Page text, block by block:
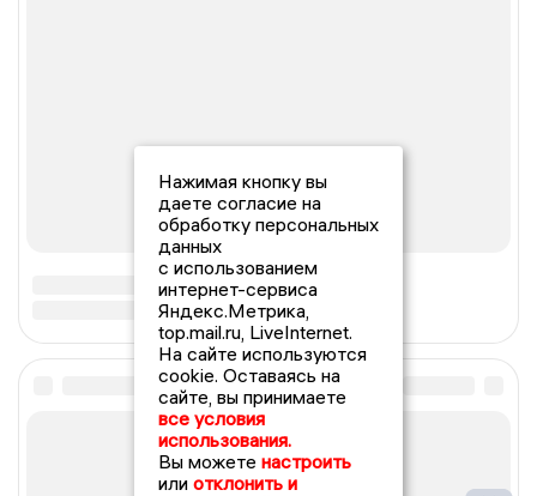
Нажимая кнопку вы
даете согласие на
обработку персональных
данных
с использованием
интернет-сервиса
Яндекс.Метрика,
top.mail.ru, LiveInternet.
На сайте используются
cookie. Оставаясь на
сайте, вы принимаете
все условия
использования.
Вы можете настроить
или отклонить и